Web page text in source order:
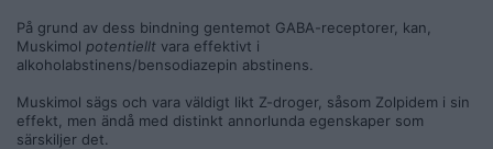
På grund av dess bindning gentemot GABA-receptorer, kan,
Muskimol potentiellt vara effektivt i
alkoholabstinens/bensodiazepin abstinens.
Muskimol sägs och vara väldigt likt Z-droger, såsom Zolpidem i sin
effekt, men ändå med distinkt annorlunda egenskaper som
särskiljer det.